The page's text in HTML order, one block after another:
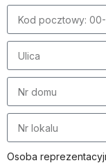
Osoba